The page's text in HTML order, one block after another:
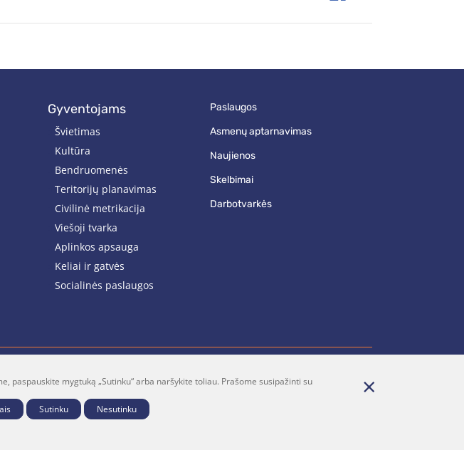
gyventojams
Švietimas
Kultūra
Bendruomenės
Teritorijų planavimas
Civilinė metrikacija
Viešoji tvarka
Aplinkos apsauga
Keliai ir gatvės
Socialinės paslaugos
paslaugos
asmenų aptarnavimas
naujienos
skelbimai
darbotvarkės
Youtube Prenumerata Parašykite mums
paspauskite mygtuką „Sutinku“ arba naršykite toliau. Prašome susipažinti su
Sutinku Nesutinku